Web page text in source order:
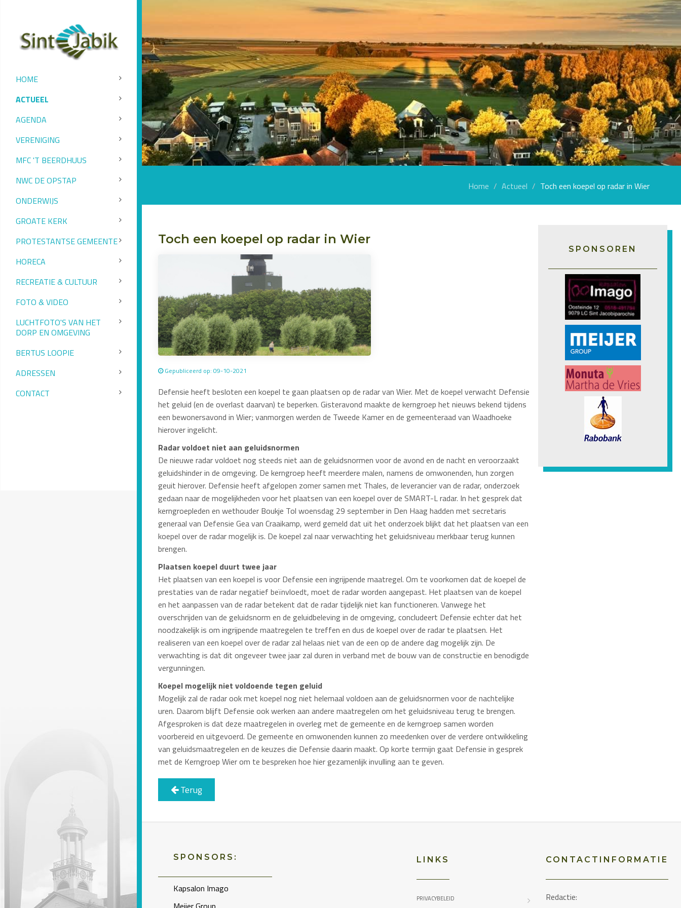
HOME
ACTUEEL
AGENDA
VERENIGING
MFC 'T BEERDHUUS
NWC DE OPSTAP
ONDERWIJS
GROATE KERK
PROTESTANTSE GEMEENTE
HORECA
RECREATIE & CULTUUR
FOTO & VIDEO
LUCHTFOTO'S VAN HET
DORP EN OMGEVING
BERTUS LOOPIE
ADRESSEN
CONTACT
Home Actueel Toch een koepel op radar in Wier
Toch een koepel op radar in Wier
Gepubliceerd op: 09-10-2021
Defensie heeft besloten een koepel te gaan plaatsen op de radar van Wier. Met de koepel verwacht Defensie
het geluid (en de overlast daarvan) te beperken. Gisteravond maakte de kerngroep het nieuws bekend tijdens
een bewonersavond in Wier; vanmorgen werden de Tweede Kamer en de gemeenteraad van Waadhoeke
hierover ingelicht.
Radar voldoet niet aan geluidsnormen
De nieuwe radar voldoet nog steeds niet aan de geluidsnormen voor de avond en de nacht en veroorzaakt
geluidshinder in de omgeving. De kerngroep heeft meerdere malen, namens de omwonenden, hun zorgen
geuit hierover. Defensie heeft afgelopen zomer samen met Thales, de leverancier van de radar, onderzoek
gedaan naar de mogelijkheden voor het plaatsen van een koepel over de SMART-L radar. In het gesprek dat
kerngroepleden en wethouder Boukje Tol woensdag 29 september in Den Haag hadden met secretaris
generaal van Defensie Gea van Craaikamp, werd gemeld dat uit het onderzoek blijkt dat het plaatsen van een
koepel over de radar mogelijk is. De koepel zal naar verwachting het geluidsniveau merkbaar terug kunnen
brengen.
Plaatsen koepel duurt twee jaar
Het plaatsen van een koepel is voor Defensie een ingrijpende maatregel. Om te voorkomen dat de koepel de
prestaties van de radar negatief beïnvloedt, moet de radar worden aangepast. Het plaatsen van de koepel
en het aanpassen van de radar betekent dat de radar tijdelijk niet kan functioneren. Vanwege het
overschrijden van de geluidsnorm en de geluidbeleving in de omgeving, concludeert Defensie echter dat het
noodzakelijk is om ingrijpende maatregelen te treffen en dus de koepel over de radar te plaatsen. Het
realiseren van een koepel over de radar zal helaas niet van de een op de andere dag mogelijk zijn. De
verwachting is dat dit ongeveer twee jaar zal duren in verband met de bouw van de constructie en benodigde
vergunningen.
Koepel mogelijk niet voldoende tegen geluid
Mogelijk zal de radar ook met koepel nog niet helemaal voldoen aan de geluidsnormen voor de nachtelijke
uren. Daarom blijft Defensie ook werken aan andere maatregelen om het geluidsniveau terug te brengen.
Afgesproken is dat deze maatregelen in overleg met de gemeente en de kerngroep samen worden
voorbereid en uitgevoerd. De gemeente en omwonenden kunnen zo meedenken over de verdere ontwikkeling
van geluidsmaatregelen en de keuzes die Defensie daarin maakt. Op korte termijn gaat Defensie in gesprek
met de Kerngroep Wier om te bespreken hoe hier gezamenlijk invulling aan te geven.
Terug
SPONSOREN
SPONSORS:
Kapsalon Imago
LINKS
PRIVACYBELEID
CONTACTINFORMATIE
Redactie: